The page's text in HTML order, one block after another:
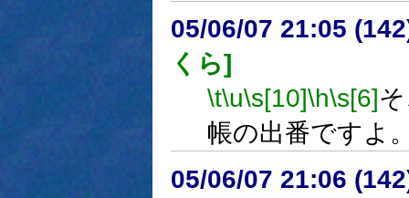
05/06/07 21:05
くら]
\t\u\s[10]\h\s[6]
帳の出番ですよ
05/06/07 21:06